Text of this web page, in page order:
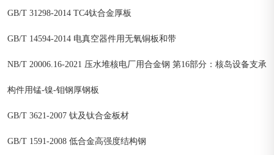
GB/T 31298-2014 TC4钛合金厚板
GB/T 14594-2014 电真空器件用无氧铜板和带
NB/T 20006.16-2021 压水堆核电厂用合金钢 第16部分：核岛设备支承
构件用锰-镍-钼钢厚钢板
GB/T 3621-2007 钛及钛合金板材
GB/T 1591-2008 低合金高强度结构钢